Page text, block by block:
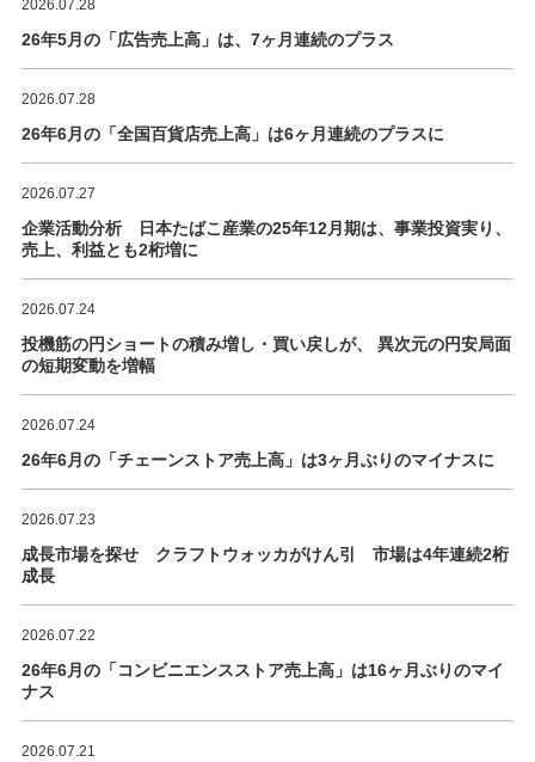
2026.07.28
26年5月の「広告売上高」は、7ヶ月連続のプラス
2026.07.28
26年6月の「全国百貨店売上高」は6ヶ月連続のプラスに
2026.07.27
企業活動分析 日本たばこ産業の25年12月期は、事業投資実り、
売上、利益とも2桁増に
2026.07.24
投機筋の円ショートの積み増し・買い戻しが、 異次元の円安局面
の短期変動を増幅
2026.07.24
26年6月の「チェーンストア売上高」は3ヶ月ぶりのマイナスに
2026.07.23
成長市場を探せ クラフトウォッカがけん引 市場は4年連続2桁
成長
2026.07.22
26年6月の「コンビニエンスストア売上高」は16ヶ月ぶりのマイ
ナス
2026.07.21